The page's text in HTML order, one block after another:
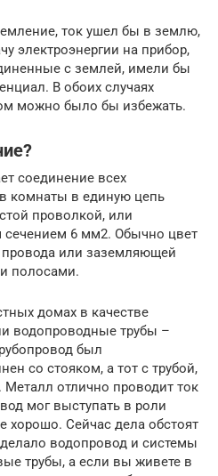
ток ушел бы в землю,
электроэнергии на прибор,
с землей, имели бы
В обоих случаях
можно было бы избежать.
соединение всех
комнаты в единую цепь
проволкой, или
сечением 6 мм2. Обычно цвет
или заземляющей
полосами.
домах в качестве
водопроводные трубы –
был
со стояком, а тот с трубой,
Металл отлично проводит ток
мог выступать в роли
хорошо. Сейчас дела обстоят
водопровод и системы
трубы, а если вы живете в